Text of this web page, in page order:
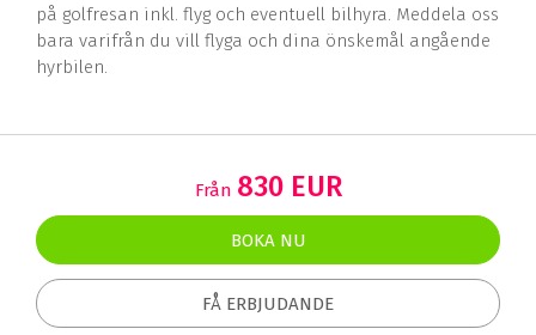
på golfresan inkl. flyg och eventuell bilhyra. Meddela oss
bara varifrån du vill flyga och dina önskemål angående
hyrbilen.
Från 830 EUR
BOKA NU
FÅ ERBJUDANDE